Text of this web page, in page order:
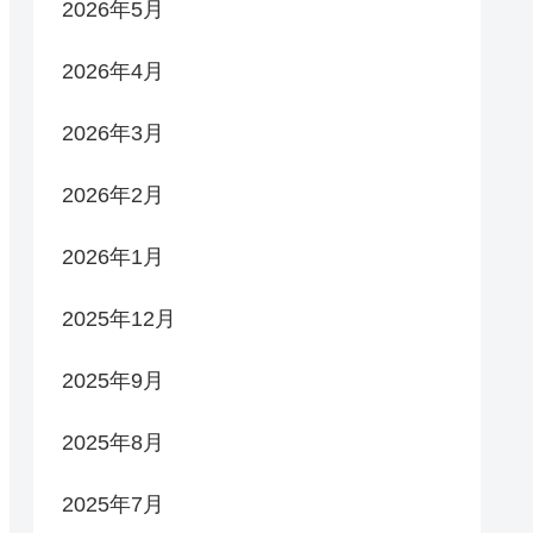
2026年5月
2026年4月
2026年3月
2026年2月
2026年1月
2025年12月
2025年9月
2025年8月
2025年7月